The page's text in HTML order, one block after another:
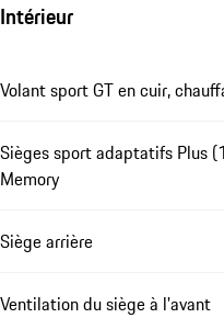
Intérieur
Volant sport GT en cuir,
Sièges sport adaptatifs Plus
Memory
Siège arrière
Ventilation du siège à l'avant